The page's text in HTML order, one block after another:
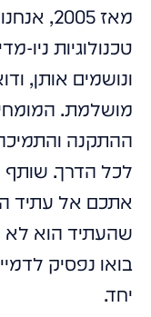
מאז
טכנולוגיות ניו-
ונושמים אותן,
מושלמת.
ההתקנה
לכל הדרך. שותף
אתכם אל עתיד
שהעתיד הוא לא
בואו נפסיק
יחד.